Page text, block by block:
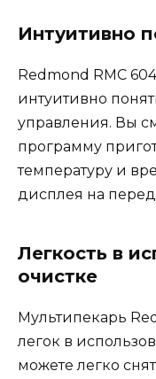
Интуитивно
Redmond RMC
интуитивно
управления. Вы
программу
температуру и
дисплея на
Легкость в
очистке
Мультипекарь
легок в
можете легко